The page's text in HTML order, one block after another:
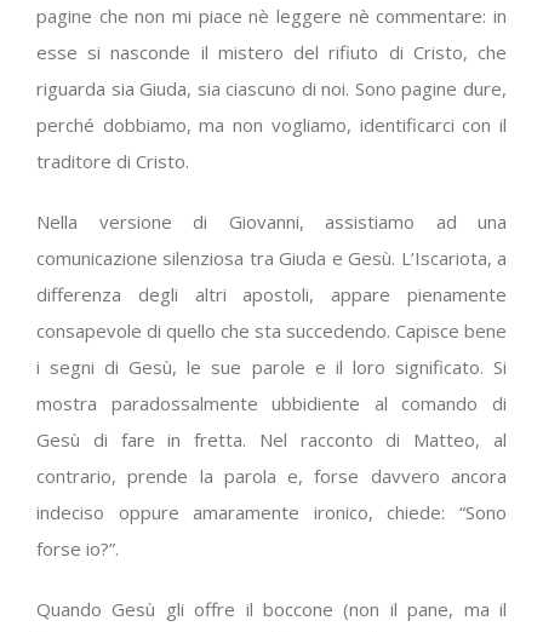
pagine che non mi piace nè leggere nè commentare: in
esse si nasconde il mistero del rifiuto di Cristo, che
riguarda sia Giuda, sia ciascuno di noi. Sono pagine dure,
perché dobbiamo, ma non vogliamo, identificarci con il
traditore di Cristo.
Nella versione di Giovanni, assistiamo ad una
comunicazione silenziosa tra Giuda e Gesù. L’Iscariota, a
differenza degli altri apostoli, appare pienamente
consapevole di quello che sta succedendo. Capisce bene
i segni di Gesù, le sue parole e il loro significato. Si
mostra paradossalmente ubbidiente al comando di
Gesù di fare in fretta. Nel racconto di Matteo, al
contrario, prende la parola e, forse davvero ancora
indeciso oppure amaramente ironico, chiede: “Sono
forse io?”.
Quando Gesù gli offre il boccone (non il pane, ma il